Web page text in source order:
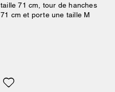
taille 71 cm, tour de hanches
71 cm et porte une taille M